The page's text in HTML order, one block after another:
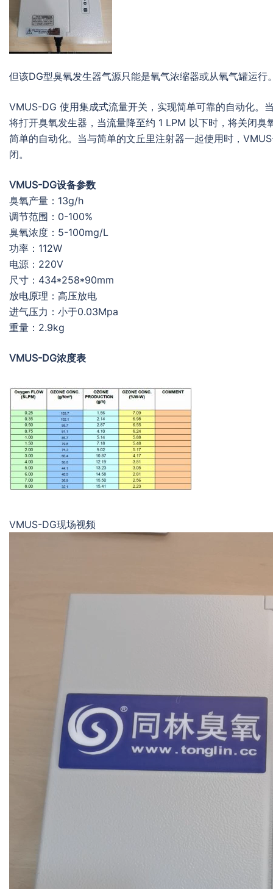
但该DG型臭氧发生器气源只能是氧气浓缩器或从氧气罐运行
VMUS-DG 使用集成式流量开关，实现简单可靠的自动化。
将打开臭氧发生器，当流量降至约 1 LPM 以下时，将关闭
简单的自动化。当与简单的文丘里注射器一起使用时，
闭。
VMUS-DG设备参数
臭氧产量：13g/h
调节范围：0-100%
臭氧浓度：5-100mg/L
功率：112W
电源：220V
尺寸：434*258*90mm
放电原理：高压放电
进气压力：小于0.03Mpa
重量：2.9kg
VMUS-DG浓度表
VMUS-DG现场视频